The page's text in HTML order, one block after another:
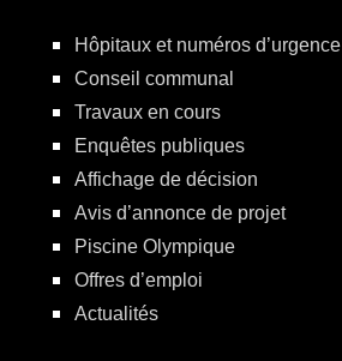
Hôpitaux et numéros d’urgence
Conseil communal
Travaux en cours
Enquêtes publiques
Affichage de décision
Avis d’annonce de projet
Piscine Olympique
Offres d’emploi
Actualités